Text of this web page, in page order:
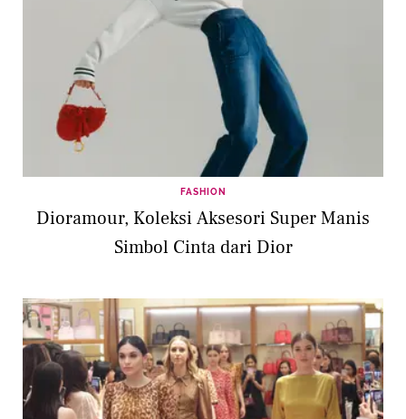
FASHION
Dioramour, Koleksi Aksesori Super Manis
Simbol Cinta dari Dior